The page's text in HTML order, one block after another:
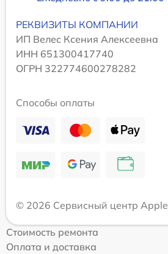
РЕКВИЗИТЫ КОМПАНИИ
ИП Велес Ксения Алексеевна
ИНН 651300417740
ОГРН 322774600278282
Способы оплаты
© 2026 Сервисный центр Apple
Стоимость ремонта
Оплата и доставка